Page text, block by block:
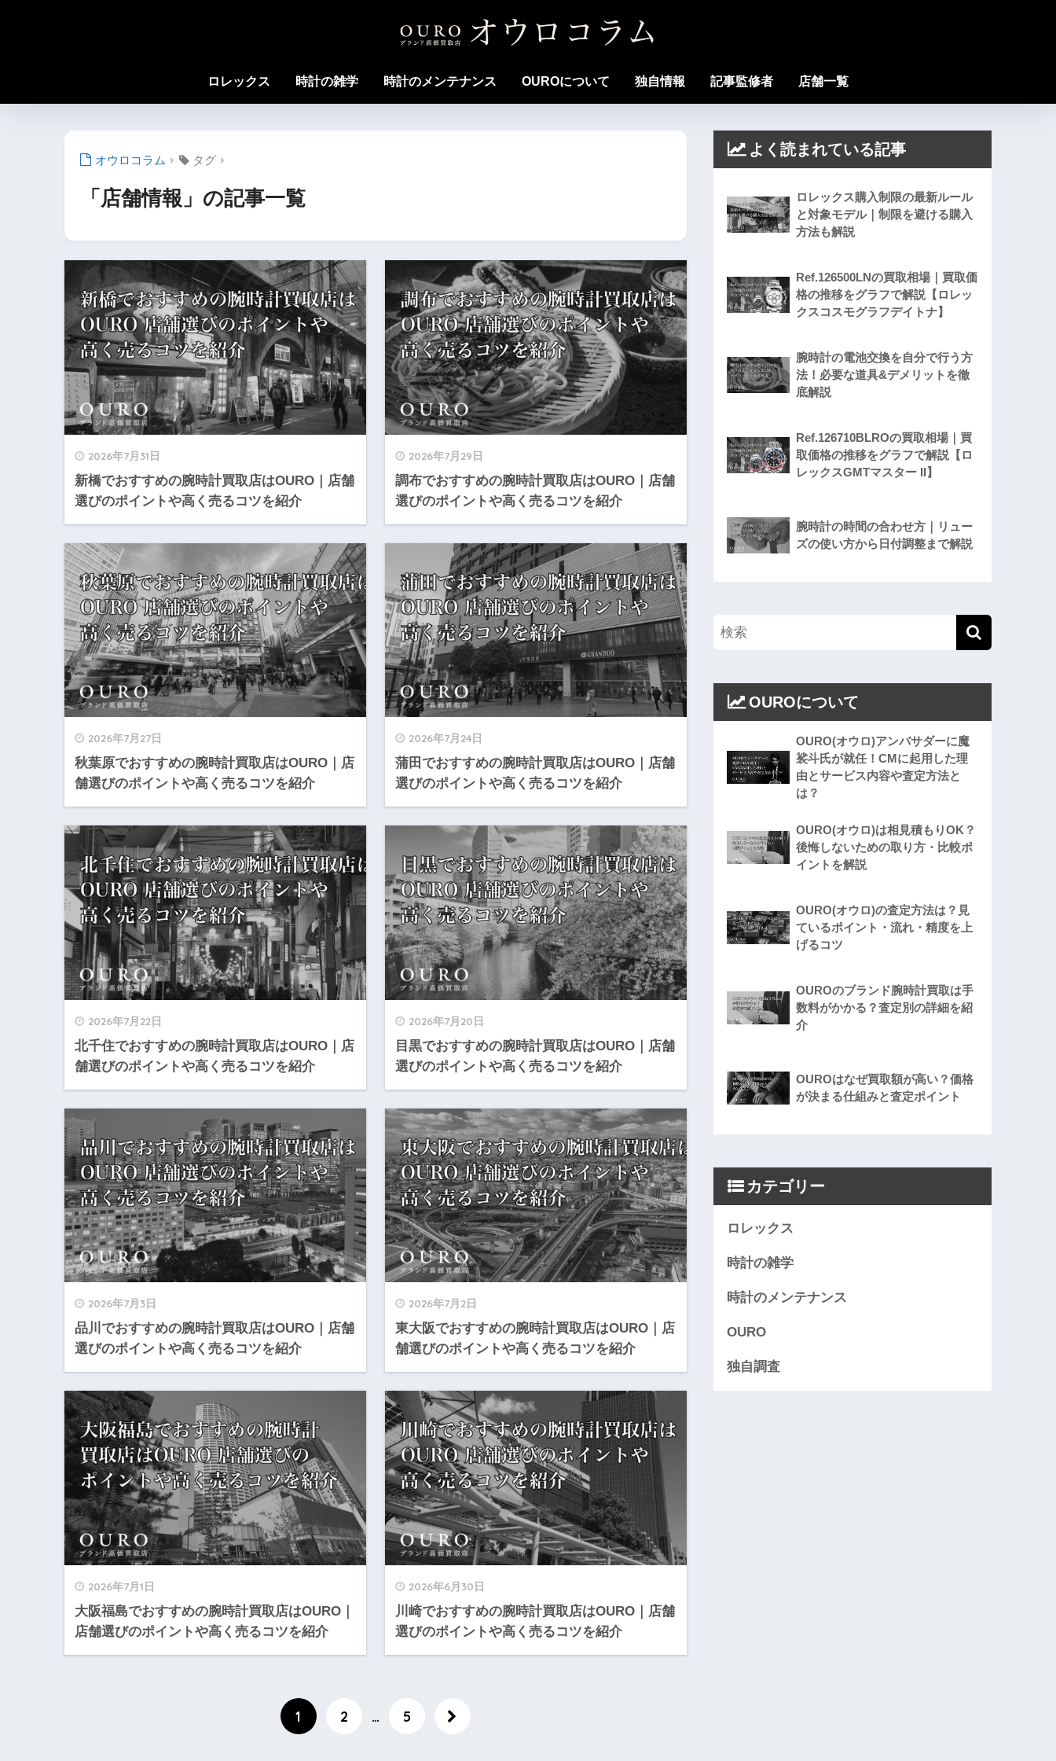
ロレックス 時計の雑学 時計のメンテナンス OUROについて 独自情報 記事監修者 店舗一覧
タグ
「店舗情報」の記事一覧
2026年7月31日
新橋でおすすめの腕時計買取店はOURO｜店舗
選びのポイントや高く売るコツを紹介
2026年7月29日
調布でおすすめの腕時計買取店はOURO｜店舗
選びのポイントや高く売るコツを紹介
2026年7月27日
秋葉原でおすすめの腕時計買取店はOURO｜店
舗選びのポイントや高く売るコツを紹介
2026年7月24日
蒲田でおすすめの腕時計買取店はOURO｜店舗
選びのポイントや高く売るコツを紹介
2026年7月22日
北千住でおすすめの腕時計買取店はOURO｜店
舗選びのポイントや高く売るコツを紹介
2026年7月20日
目黒でおすすめの腕時計買取店はOURO｜店舗
選びのポイントや高く売るコツを紹介
2026年7月3日
品川でおすすめの腕時計買取店はOURO｜店舗
選びのポイントや高く売るコツを紹介
2026年7月2日
東大阪でおすすめの腕時計買取店はOURO｜店
舗選びのポイントや高く売るコツを紹介
2026年7月1日
大阪福島でおすすめの腕時計買取店はOURO｜
店舗選びのポイントや高く売るコツを紹介
2026年6月30日
川崎でおすすめの腕時計買取店はOURO｜店舗
選びのポイントや高く売るコツを紹介
1 2 … 5
よく読まれている記事
ロレックス購入制限の最新ルール
と対象モデル｜制限を避ける購入
方法も解説
Ref.126500LNの買取相場｜買取価
格の推移をグラフで解説【ロレッ
クスコスモグラフデイトナ】
腕時計の電池交換を自分で行う方
法！必要な道具&デメリットを徹
底解説
Ref.126710BLROの買取相場｜買
取価格の推移をグラフで解説【ロ
レックスGMTマスター II】
腕時計の時間の合わせ方｜リュー
ズの使い方から日付調整まで解説
OUROについて
OURO(オウロ)アンバサダーに魔
裟斗氏が就任！CMに起用した理
由とサービス内容や査定方法と
は？
OURO(オウロ)は相見積もりOK？
後悔しないための取り方・比較ポ
イントを解説
OURO(オウロ)の査定方法は？見
ているポイント・流れ・精度を上
げるコツ
OUROのブランド腕時計買取は手
数料がかかる？査定別の詳細を紹
介
OUROはなぜ買取額が高い？価格
が決まる仕組みと査定ポイント
カテゴリー
ロレックス
時計の雑学
時計のメンテナンス
OURO
独自調査